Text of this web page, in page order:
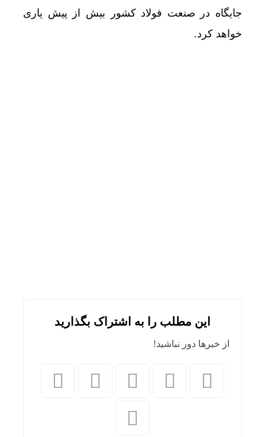
جایگاه در صنعت فولاد کشور بیش از پیش یاری
خواهد کرد.
این مطلب را به اشتراک بگذارید
از خبرها دور نباشید!